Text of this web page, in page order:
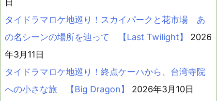
日
タイドラマロケ地巡り！スカイパークと花市場 あ
の名シーンの場所を辿って 【Last Twilight】
2026
年3月11日
タイドラマロケ地巡り！終点ケーハから、台湾寺院
への小さな旅 【Big Dragon】
2026年3月10日